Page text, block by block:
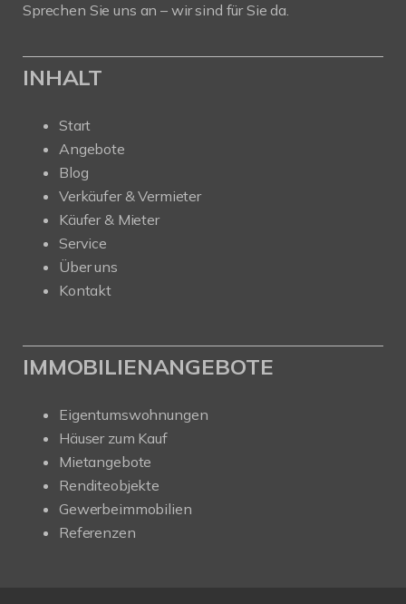
Sprechen Sie uns an – wir sind für Sie da.
INHALT
Start
Angebote
Blog
Verkäufer & Vermieter
Käufer & Mieter
Service
Über uns
Kontakt
IMMOBILIENANGEBOTE
Eigentumswohnungen
Häuser zum Kauf
Mietangebote
Renditeobjekte
Gewerbeimmobilien
Referenzen